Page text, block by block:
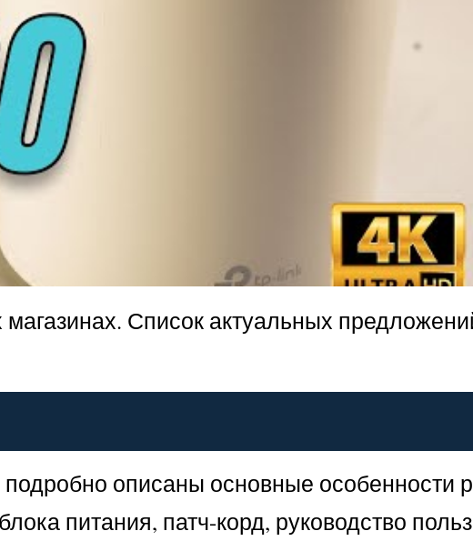
Список актуальных
описаны основные особенности
питания, патч-корд, руководство